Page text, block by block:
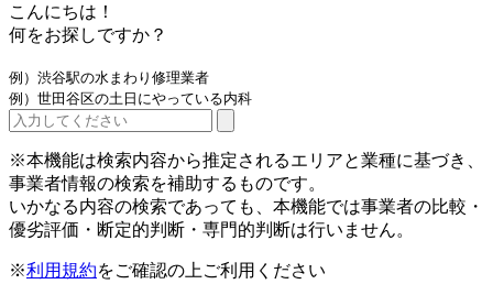
こんにちは！
何をお探しですか？
例）渋谷駅の水まわり修理業者
例）世田谷区の土日にやっている内科
※本機能は検索内容から推定されるエリアと業種に基づき、
事業者情報の検索を補助するものです。
いかなる内容の検索であっても、本機能では事業者の比較・
優劣評価・断定的判断・専門的判断は行いません。
※利用規約をご確認の上ご利用ください